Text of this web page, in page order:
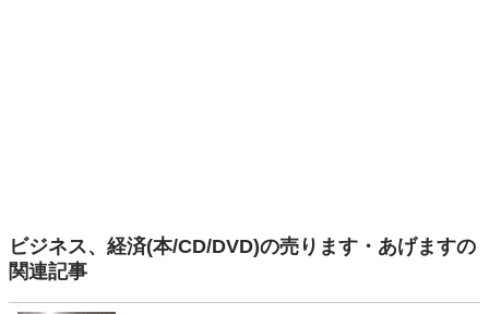
ビジネス、経済(本/CD/DVD)の売ります・あげますの
関連記事